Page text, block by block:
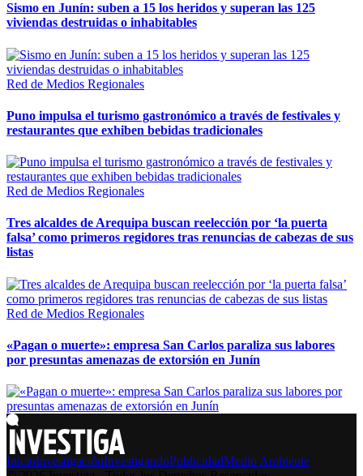
Sismo en Junín: suben a 15 los heridos y superan las 125
viviendas destruidas o inhabitables
Red de Medios Regionales
Puno impulsa el turismo gastronómico a través de festivales y
restaurantes que exhiben bebidas tradicionales
Red de Medios Regionales
Tres alcaldes de Arequipa buscan reelección por ‘la puerta
falsa’ como primeros regidores tras renuncias de cabezas de sus
listas
Red de Medios Regionales
«Pagan o muerte»: empresa San Carlos paraliza sus labores
por presuntas amenazas de extorsión en Junín
InicioInvestigaciónInvestigandoPublicidadMedio Ambiente